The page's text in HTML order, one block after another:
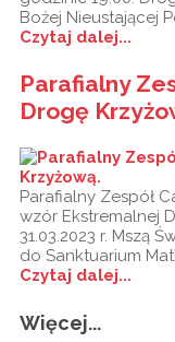
Bożej Nieustającej
Czytaj dalej...
Parafialny
Drogę
Parafialny Zespół
wzór Ekstremalnej
31.03.2023 r. Mszą
do Sanktuarium
Czytaj dalej...
Więcej...